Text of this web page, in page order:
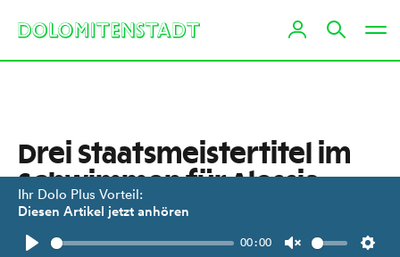
Ihr Dolo Plus Vorteil:
Diesen Artikel jetzt anhören
00:00
Drei Staatsmeistertitel im
Schwimmen für Alessia
Kofler